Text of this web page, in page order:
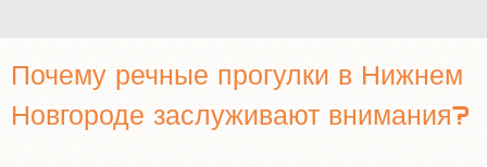
HOME
TECHNOLOGY
MARKETPLACE
Почему речные прогулки в Нижнем
Новгороде заслуживают внимания?